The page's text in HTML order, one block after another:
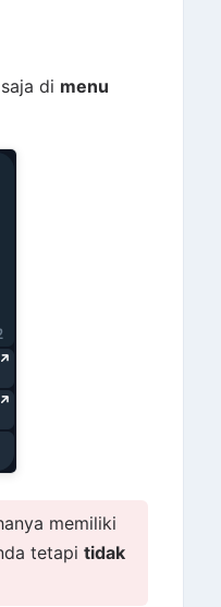
di menu
memiliki
tetapi tidak